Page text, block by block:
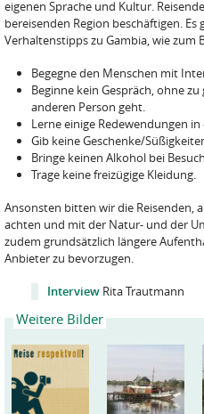
eigenen Sprache und Kultur.
bereisenden Region beschäftigen.
Verhaltenstipps zu Gambia, wie zum
Begegne den Menschen mit
Beginne kein Gespräch, ohne
anderen Person geht.
Lerne einige Redewendungen
Gib keine Geschenke/
Bringe keinen Alkohol bei
Trage keine freizügige Kleidung.
Ansonsten bitten wir die Reisenden,
achten und mit der Natur- und der
zudem grundsätzlich längere
Anbieter zu bevorzugen.
Interview Rita Trautmann
Weitere Bilder